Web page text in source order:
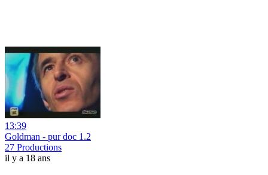
13:39
Goldman - pur doc 1.2
27 Productions
il y a 18 ans